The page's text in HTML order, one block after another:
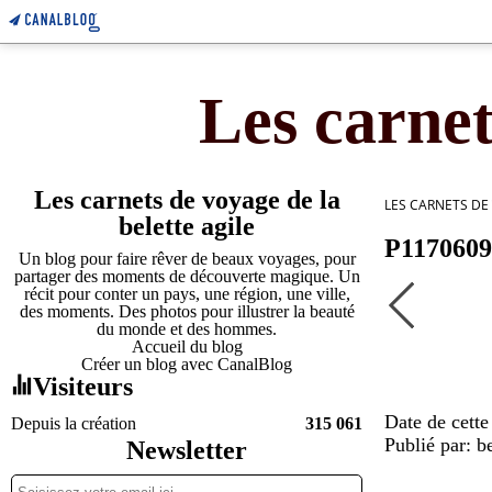
Les
Les carnets de voyage de la
belette agile
Un blog pour faire rêver de beaux voyages, pour
partager des moments de découverte magique. Un
récit pour conter un pays, une région, une ville,
des moments. Des photos pour illustrer la beauté
du monde et des hommes.
Accueil du blog
Créer un blog avec CanalBlog
Visiteurs
Depuis la création 315 061
Newsletter
LES CARNETS
P1170609
Date de
Publié par: